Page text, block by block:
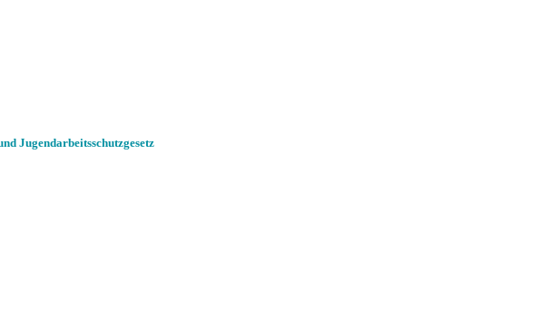
Jugendarbeitsschutzgesetz